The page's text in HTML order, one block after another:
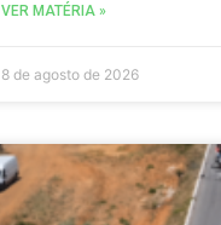
VER MATÉRIA »
8 de agosto de 2026